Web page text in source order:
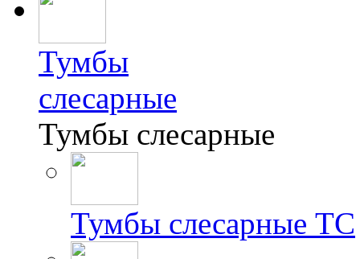
Тумбы
слесарные
Тумбы слесарные
Тумбы слесарные ТС